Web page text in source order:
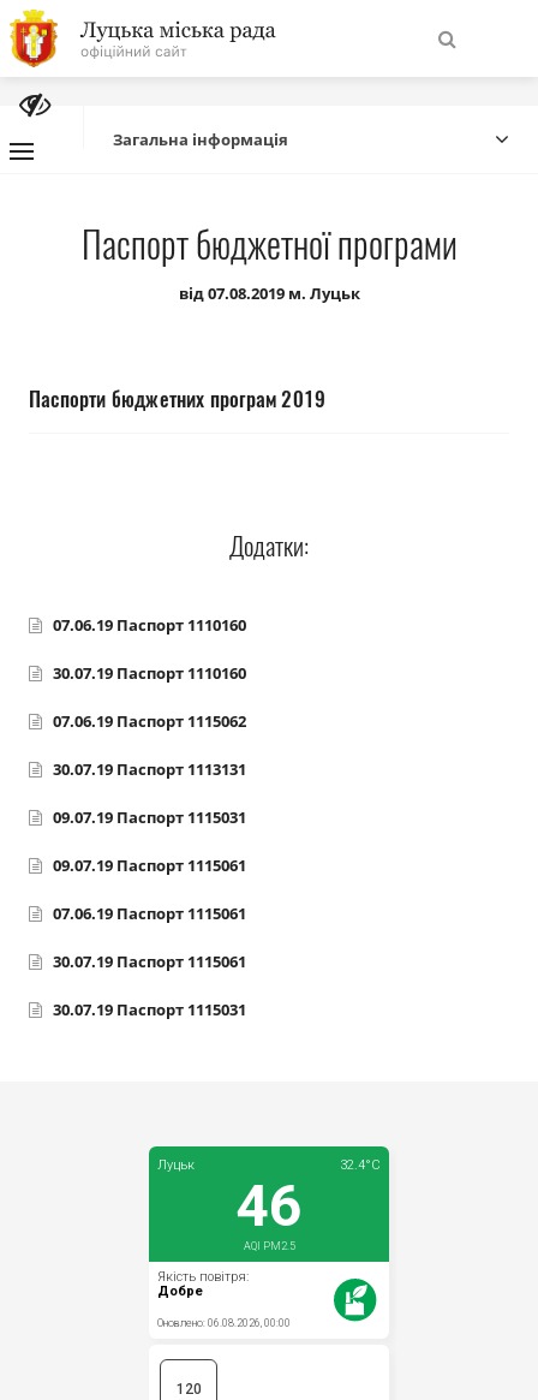
На
головну
сайту
Про місто
Міська влада
Прозорість влади
Документи
Загальна інформація
Паспорт бюджетної програми
від 07.08.2019 м. Луцьк
Паспорти бюджетних програм 2019
Додатки:
07.06.19 Паспорт 1110160
30.07.19 Паспорт 1110160
07.06.19 Паспорт 1115062
30.07.19 Паспорт 1113131
09.07.19 Паспорт 1115031
09.07.19 Паспорт 1115061
07.06.19 Паспорт 1115061
30.07.19 Паспорт 1115061
30.07.19 Паспорт 1115031